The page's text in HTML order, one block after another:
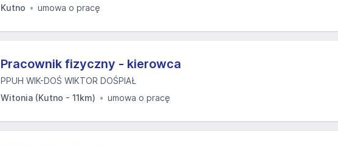
Kutno
umowa o pracę
Pracownik fizyczny - kierowca
PPUH WIK-DOŚ WIKTOR DOŚPIAŁ
Witonia (Kutno - 11km)
umowa o pracę